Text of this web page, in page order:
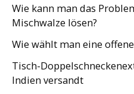
Wie kann man das
Mischwalze lösen?
Wie wählt man eine
Tisch-
Indien versandt